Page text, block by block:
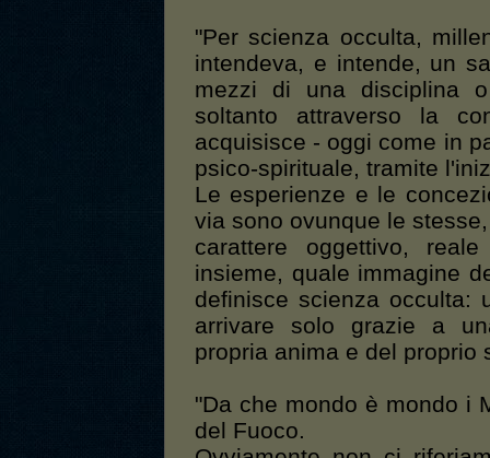
"Per scienza occulta,
intendeva, e intende, un
mezzi di una disciplina
soltanto attraverso la
acquisisce - oggi come in
psico-spirituale, tramite
Le esperienze e le
via sono ovunque le
carattere oggettivo,
insieme, quale immagine
definisce scienza occulta:
arrivare solo grazie a
propria anima e del proprio
"Da che mondo è mondo i
del Fuoco.